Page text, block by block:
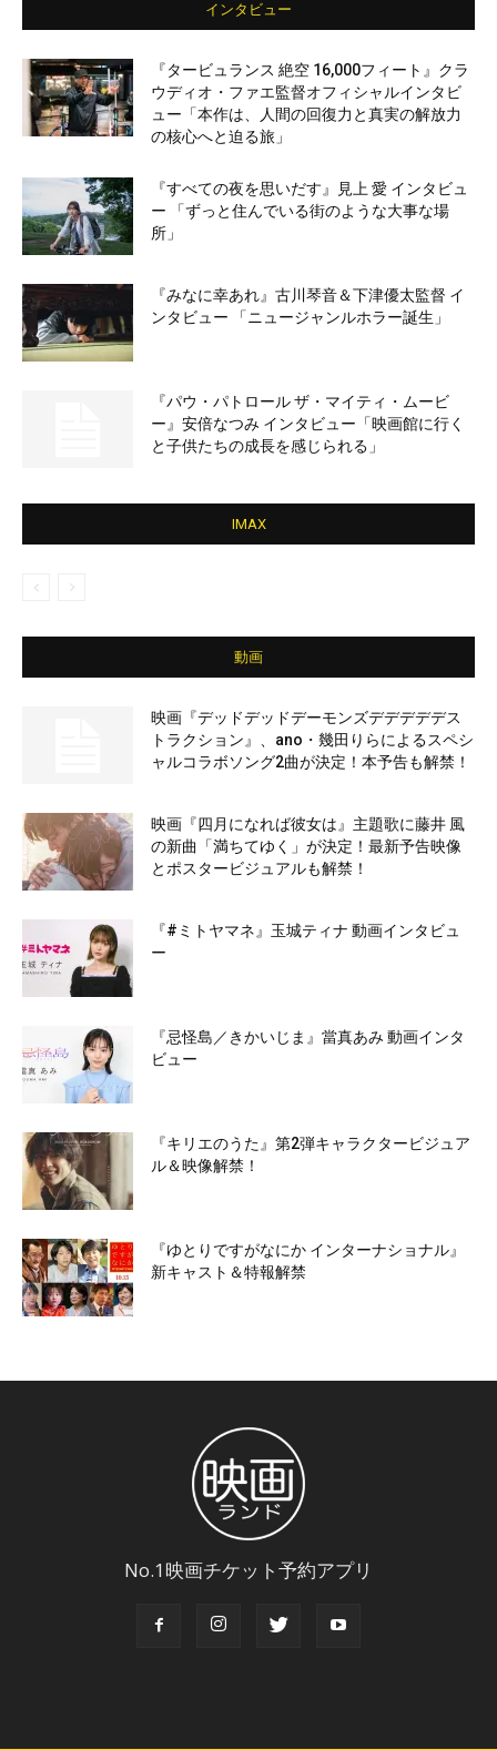
インタビュー
『タービュランス 絶空 16,000フィート』クラ
ウディオ・ファエ監督オフィシャルインタビ
ュー「本作は、人間の回復力と真実の解放力
の核心へと迫る旅」
『すべての夜を思いだす』見上 愛 インタビュ
ー 「ずっと住んでいる街のような大事な場
所」
『みなに幸あれ』古川琴音＆下津優太監督 イ
ンタビュー 「ニュージャンルホラー誕生」
『パウ・パトロール ザ・マイティ・ムービ
ー』安倍なつみ インタビュー「映画館に行く
と子供たちの成長を感じられる」
IMAX
動画
映画『デッドデッドデーモンズデデデデデス
トラクション』、ano・幾田りらによるスペシ
ャルコラボソング2曲が決定！本予告も解禁！
映画『四月になれば彼女は』主題歌に藤井 風
の新曲「満ちてゆく」が決定！最新予告映像
とポスタービジュアルも解禁！
『#ミトヤマネ』玉城ティナ 動画インタビュ
ー
『忌怪島／きかいじま』當真あみ 動画インタ
ビュー
『キリエのうた』第2弾キャラクタービジュア
ル＆映像解禁！
『ゆとりですがなにか インターナショナル』
新キャスト＆特報解禁
No.1映画チケット予約アプリ